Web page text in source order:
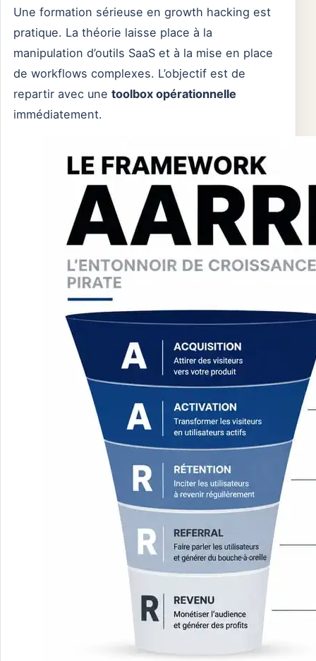
Une formation sérieuse en growth hacking est
pratique. La théorie laisse place à la
manipulation d’outils SaaS et à la mise en place
de workflows complexes. L’objectif est de
repartir avec une toolbox opérationnelle
immédiatement.